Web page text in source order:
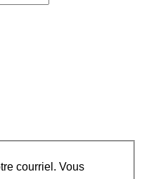
courriel. Vous